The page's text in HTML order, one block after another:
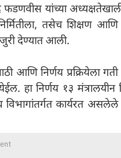
फडणवीस यांच्या
तसेच शिक्षण आणि
देण्यात आली.
आणि निर्णय प्रक्रियेला गती
हा निर्णय १३ मंत्रालयीन
कार्यरत